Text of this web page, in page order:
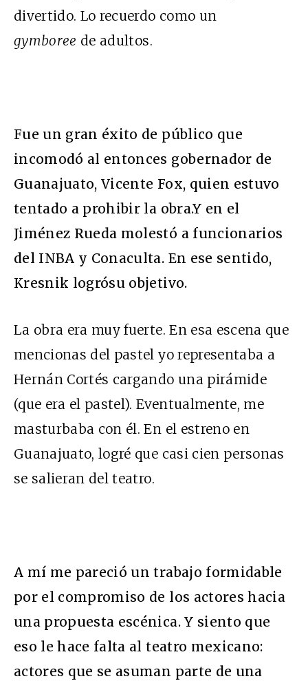
divertido. Lo recuerdo como un
gymboree de adultos.
Fue un gran éxito de público que
incomodó al entonces gobernador de
Guanajuato, Vicente Fox, quien estuvo
tentado a prohibir la obra.Y en el
Jiménez Rueda molestó a funcionarios
del INBA y Conaculta. En ese sentido,
Kresnik logrósu objetivo.
La obra era muy fuerte. En esa escena que
mencionas del pastel yo representaba a
Hernán Cortés cargando una pirámide
(que era el pastel). Eventualmente, me
masturbaba con él. En el estreno en
Guanajuato, logré que casi cien personas
se salieran del teatro.
A mí me pareció un trabajo formidable
por el compromiso de los actores hacia
una propuesta escénica. Y siento que
eso le hace falta al teatro mexicano:
actores que se asuman parte de una